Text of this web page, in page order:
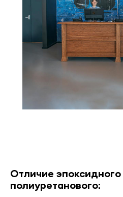
Отличие
полиуретанового: